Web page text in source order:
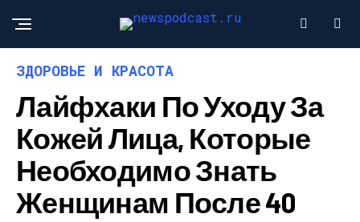
ЗДОРОВЬЕ И КРАСОТА
Лайфхаки По Уходу За
Кожей Лица, Которые
Необходимо Знать
Женщинам После 40